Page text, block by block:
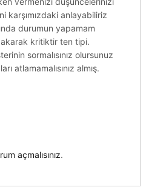
karşımızdaki anlayabiliriz
durumun yapamam
kritiktir ten tipi.
sormalısınız olursunuz
atlamamalısınız almış.
açmalısınız.